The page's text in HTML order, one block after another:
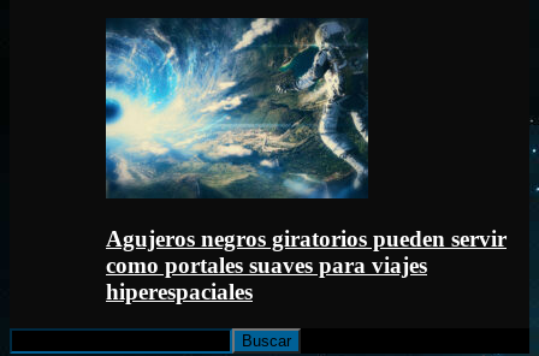
Agujeros negros giratorios pueden servir
como portales suaves para viajes
hiperespaciales